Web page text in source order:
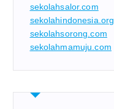
sekolahsalor.com
sekolahindonesia.org
sekolahsorong.com
sekolahmamuju.com